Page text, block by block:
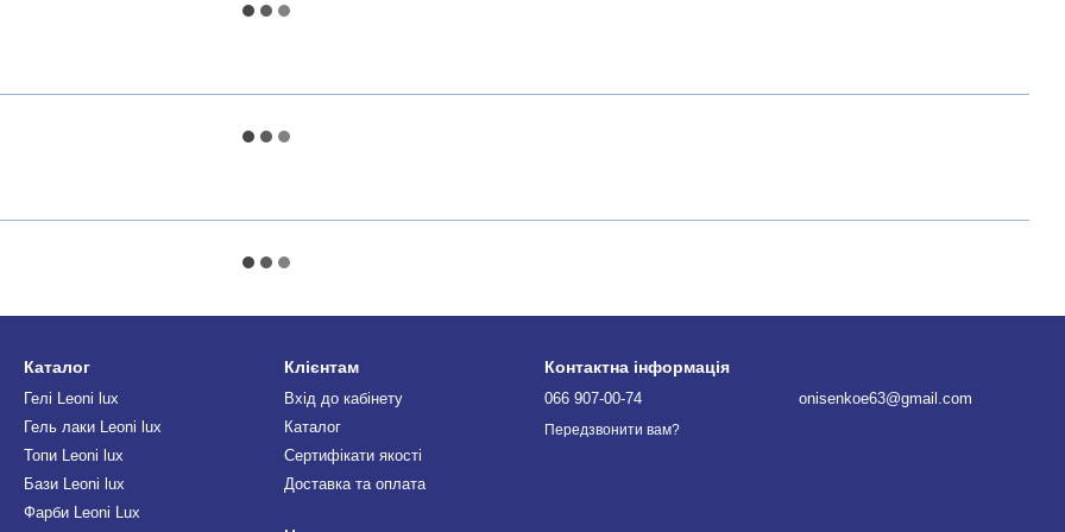
Каталог
Гелі Leoni lux
Гель лаки Leoni lux
Топи Leoni lux
Бази Leoni lux
Фарби Leoni Lux
Клієнтам
Вхід до кабінету
Каталог
Сертифікати якості
Доставка та оплата
Контактна інформація
066 907-00-74
Передзвонити вам?
onisenkoe63@gmail.com